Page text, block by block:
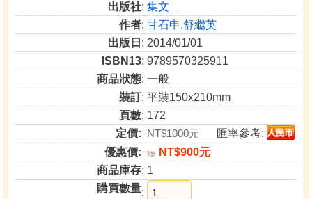
出版社:集文
作者:甘石申,舒繼英
出版日 : 2014/01/01
ISBN13: 9789570325911
商品狀態: 一般
裝訂: 平裝150x210mm
頁數: 172
定價: NT$1000元
匯率參考:
優惠價:
9折
NT$900元
商品庫存: 1
購買數量: